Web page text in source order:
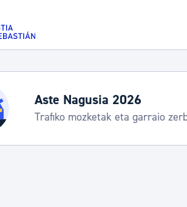
eta gai pertsonalak
Aste Nagusia 2026
Trafiko mozketak eta garraio